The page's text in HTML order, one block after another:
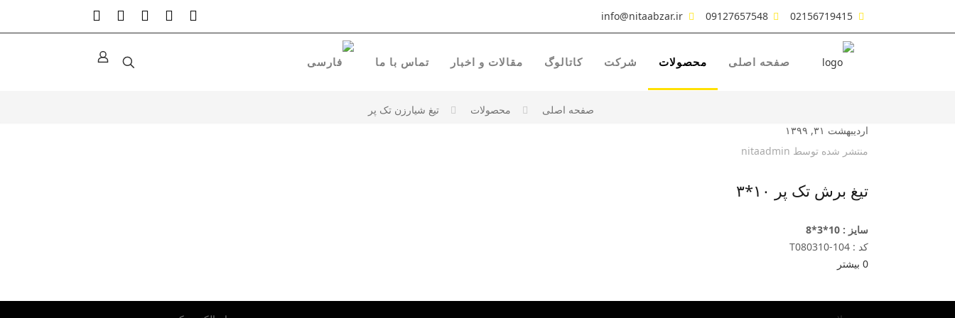
02156719415
09127657548
info@nitaabzar.ir
صفحه اصلی محصولات شرکت کاتالوگ مقالات و اخبار تماس با ما
صفحه اصلی محصولات
تیغ شیارزن تک پر
اردیبهشت ۳۱, ۱۳۹۹
منتشر شده توسط nitaadmin
تیغ برش تک پر ۱۰*۳
سایز : 10*3*8
کد : T080310-104
0 بیشتر